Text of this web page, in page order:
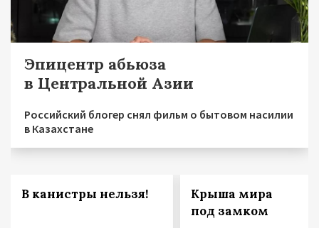
Эпицентр абьюза
в Центральной Азии
Российский блогер снял фильм о бытовом насилии
в Казахстане
В канистры нельзя!
Крыша мира
под замком